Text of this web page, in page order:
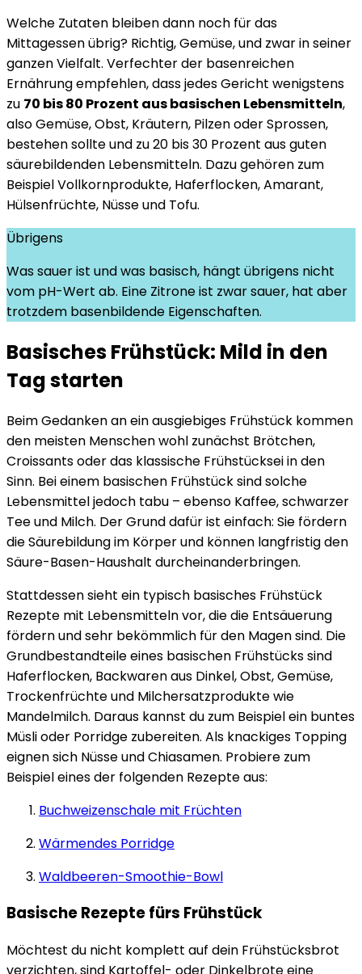
Welche Zutaten bleiben dann noch für das
Mittagessen übrig? Richtig, Gemüse, und zwar in seiner
ganzen Vielfalt. Verfechter der basenreichen
Ernährung empfehlen, dass jedes Gericht wenigstens
zu 70 bis 80 Prozent aus basischen Lebensmitteln,
also Gemüse, Obst, Kräutern, Pilzen oder Sprossen,
bestehen sollte und zu 20 bis 30 Prozent aus guten
säurebildenden Lebensmitteln. Dazu gehören zum
Beispiel Vollkornprodukte, Haferflocken, Amarant,
Hülsenfrüchte, Nüsse und Tofu.
Übrigens
Was sauer ist und was basisch, hängt übrigens nicht
vom pH-Wert ab. Eine Zitrone ist zwar sauer, hat aber
trotzdem basenbildende Eigenschaften.
Basisches Frühstück: Mild in den
Tag starten
Beim Gedanken an ein ausgiebiges Frühstück kommen
den meisten Menschen wohl zunächst Brötchen,
Croissants oder das klassische Frühstücksei in den
Sinn. Bei einem basischen Frühstück sind solche
Lebensmittel jedoch tabu – ebenso Kaffee, schwarzer
Tee und Milch. Der Grund dafür ist einfach: Sie fördern
die Säurebildung im Körper und können langfristig den
Säure-Basen-Haushalt durcheinanderbringen.
Stattdessen sieht ein typisch basisches Frühstück
Rezepte mit Lebensmitteln vor, die die Entsäuerung
fördern und sehr bekömmlich für den Magen sind. Die
Grundbestandteile eines basischen Frühstücks sind
Haferflocken, Backwaren aus Dinkel, Obst, Gemüse,
Trockenfrüchte und Milchersatzprodukte wie
Mandelmilch. Daraus kannst du zum Beispiel ein buntes
Müsli oder Porridge zubereiten. Als knackiges Topping
eignen sich Nüsse und Chiasamen. Probiere zum
Beispiel eines der folgenden Rezepte aus:
Buchweizenschale mit Früchten
Wärmendes Porridge
Waldbeeren-Smoothie-Bowl
Basische Rezepte fürs Frühstück
Möchtest du nicht komplett auf dein Frühstücksbrot